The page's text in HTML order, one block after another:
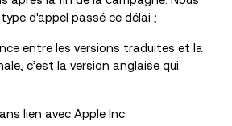
d'appel passé ce délai ;
entre les versions traduites et la
c’est la version anglaise qui
lien avec Apple Inc.